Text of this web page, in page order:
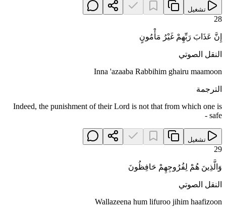
تشغيل
28
إِنَّ عَذَابَ رَبِّهِمْ غَيْرُ مَأْمُونٍ
النقل الصوتي
Inna 'azaaba Rabbihim ghairu maamoon
الترجمة
Indeed, the punishment of their Lord is not that from which one is
safe -
تشغيل
29
وَالَّذِينَ هُمْ لِفُرُوجِهِمْ حَافِظُونَ
النقل الصوتي
Wallazeena hum lifuroo jihim haafizoon